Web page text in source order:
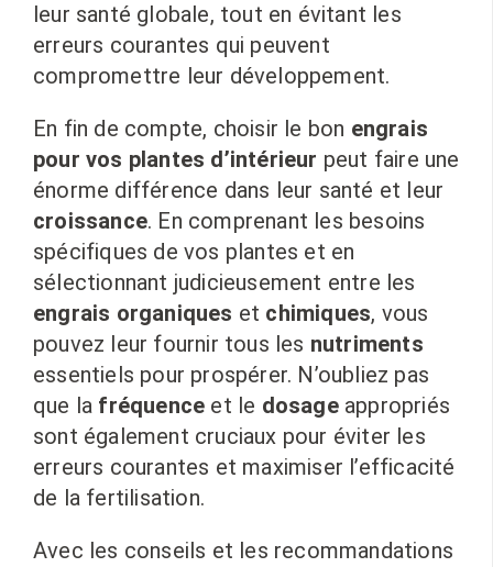
leur santé globale, tout en évitant les
erreurs courantes qui peuvent
compromettre leur développement.
En fin de compte, choisir le bon engrais
pour vos plantes d’intérieur peut faire une
énorme différence dans leur santé et leur
croissance. En comprenant les besoins
spécifiques de vos plantes et en
sélectionnant judicieusement entre les
engrais organiques et chimiques, vous
pouvez leur fournir tous les nutriments
essentiels pour prospérer. N’oubliez pas
que la fréquence et le dosageappropriés
sont également cruciaux pour éviter les
erreurs courantes et maximiser l’efficacité
de la fertilisation.
Avec les conseils et les recommandations